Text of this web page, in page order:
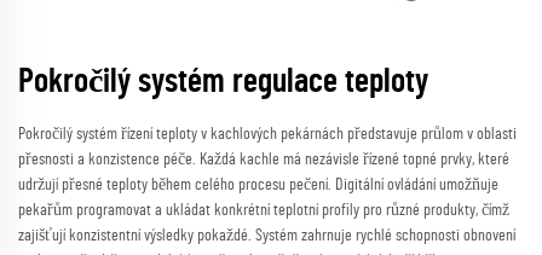
Pokročilý systém regulace teploty
Pokročilý systém řízení teploty v kachlových pekárnách představuje průlom v oblasti
přesnosti a konzistence péče. Každá kachle má nezávisle řízené topné prvky, které
udržují přesné teploty během celého procesu pečení. Digitální ovládání umožňuje
pekařům programovat a ukládat konkrétní teplotní profily pro různé produkty, čímž
zajišťují konzistentní výsledky pokaždé. Systém zahrnuje rychlé schopnosti obnovení